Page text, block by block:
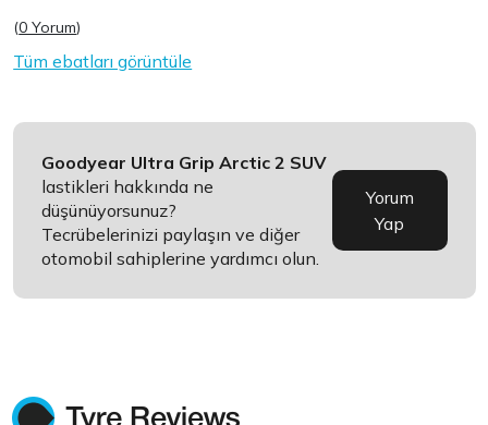
(0 Yorum)
Tüm ebatları görüntüle
Goodyear Ultra Grip Arctic 2 SUV
lastikleri hakkında ne
düşünüyorsunuz?
Tecrübelerinizi paylaşın ve diğer
otomobil sahiplerine yardımcı olun.
Yorum
Yap